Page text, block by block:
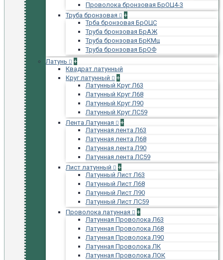
Проволока бронзовая БрОЦ4-3
Труба бронзовая
+
Трба бронзовая БрОЦС
Труба бронзовая БрАЖ
Труба бронзовая БрКМц
Труба бронзовая БрОФ
Латунь
+
Квадрат латунный
Круг латунный
+
Латунный Круг Л63
Латунный Круг Л68
Латунный Круг Л90
Латунный Круг ЛС59
Лента Латунная
+
Латунная лента Л63
Латунная лента Л68
Латунная лента Л90
Латунная лента ЛС59
Лист латунный
+
Латунный Лист Л63
Латунный Лист Л68
Латунный Лист Л90
Латунный Лист ЛС59
Проволока латунная
+
Латунная Проволока Л63
Латунная Проволока Л68
Латунная Проволока Л90
Латунная Проволока ЛК
Латунная Проволока ЛОК